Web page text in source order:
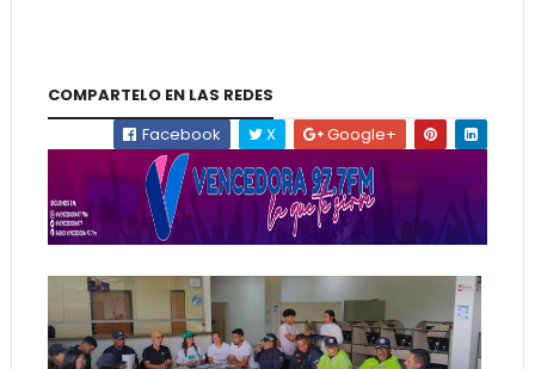
COMPARTELO EN LAS REDES
Facebook
X Google+